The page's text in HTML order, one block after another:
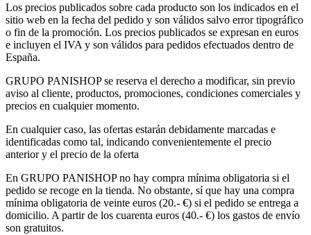
Los precios publicados sobre cada producto son los indicados en el
sitio web en la fecha del pedido y son válidos salvo error tipográfico
o fin de la promoción. Los precios publicados se expresan en euros
e incluyen el IVA y son válidos para pedidos efectuados dentro de
España.
GRUPO PANISHOP se reserva el derecho a modificar, sin previo
aviso al cliente, productos, promociones, condiciones comerciales y
precios en cualquier momento.
En cualquier caso, las ofertas estarán debidamente marcadas e
identificadas como tal, indicando convenientemente el precio
anterior y el precio de la oferta
En GRUPO PANISHOP no hay compra mínima obligatoria si el
pedido se recoge en la tienda. No obstante, sí que hay una compra
mínima obligatoria de veinte euros (20.- €) si el pedido se entrega a
domicilio. A partir de los cuarenta euros (40.- €) los gastos de envío
son gratuitos.